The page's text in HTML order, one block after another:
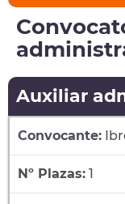
Auxiliar
Convocante:
Nº Plazas: 1